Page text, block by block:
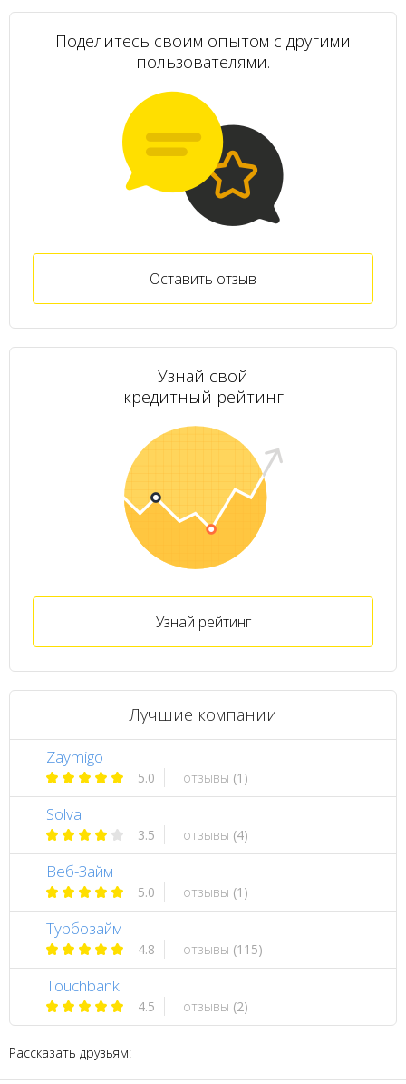
Поделитесь своим опытом с другими
пользователями.
Оставить отзыв
Узнай свой
кредитный рейтинг
Узнай рейтинг
Лучшие компании
Zaymigo
5.0 отзывы (1)
Solva
3.5 отзывы (4)
Веб-Займ
5.0 отзывы (1)
Турбозайм
4.8 отзывы (115)
Touchbank
4.5 отзывы (2)
Рассказать друзьям: